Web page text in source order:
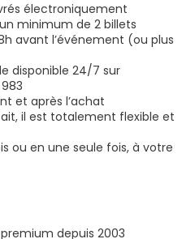
électroniquement
minimum de 2 billets
avant l’événement (ou plus
disponible 24/7 sur
et après l’achat
il est totalement flexible et
ou en une seule fois, à votre
depuis 2003